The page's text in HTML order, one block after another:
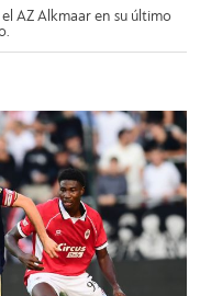
AZ Alkmaar en su último